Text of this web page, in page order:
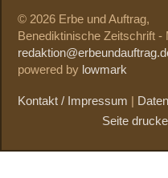
© 2026 Erbe und Auftrag,
Benediktinische Zeitschrift -
powered by lowmark
Kontakt / Impressum
Seite